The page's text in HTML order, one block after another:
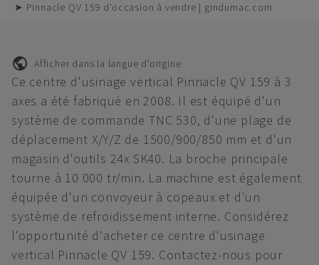
➤ Pinnacle QV 159 d'occasion à vendre | gindumac.com
Afficher dans la langue d'origine
Ce centre d'usinage vertical Pinnacle QV 159 à 3
axes a été fabriqué en 2008. Il est équipé d'un
système de commande TNC 530, d'une plage de
déplacement X/Y/Z de 1500/900/850 mm et d'un
magasin d'outils 24x SK40. La broche principale
tourne à 10 000 tr/min. La machine est également
équipée d'un convoyeur à copeaux et d'un
système de refroidissement interne. Considérez
l'opportunité d'acheter ce centre d'usinage
vertical Pinnacle QV 159. Contactez-nous pour